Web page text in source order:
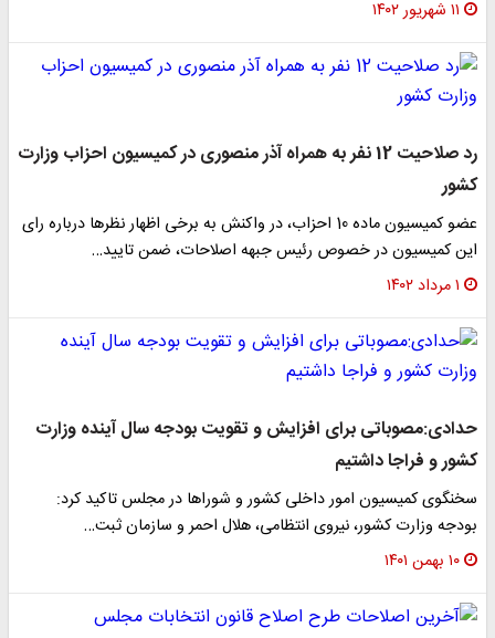
۱۱ شهریور ۱۴۰۲
رد صلاحیت 12 نفر به همراه آذر منصوری در کمیسیون احزاب وزارت
کشور
عضو کمیسیون ماده‌ 10 احزاب، در واکنش به برخی اظهار نظرها درباره رای
این کمیسیون در خصوص رئیس جبهه اصلاحات، ضمن تایید…
۱ مرداد ۱۴۰۲
حدادی:مصوباتی برای افزایش و تقویت بودجه سال آینده وزارت
کشور و فراجا داشتیم
سخنگوی کمیسیون امور داخلی کشور و شوراها در مجلس تاکید کرد:
بودجه وزارت کشور، نیروی انتظامی، هلال احمر و سازمان ثبت…
۱۰ بهمن ۱۴۰۱